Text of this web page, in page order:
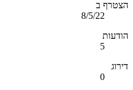
הצטרף ב
8/5/22
הודעות
5
דירוג
0